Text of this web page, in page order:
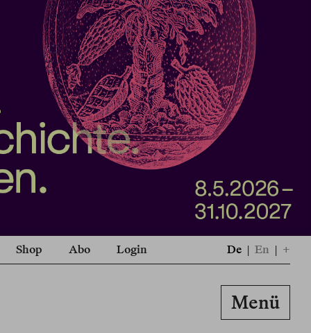
Shop Abo Login De | En | +
Menü